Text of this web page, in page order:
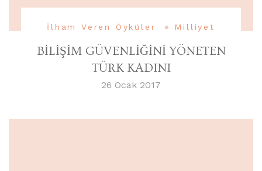
İlham Veren Öyküler Milliyet
BİLİŞİM GÜVENLİĞİNİ YÖNETEN
TÜRK KADINI
26 Ocak 2017